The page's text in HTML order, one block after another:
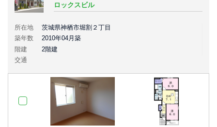
ロックスビル
所在地
茨城県神栖市堀割２丁目
築年数
2010年04月築
階建
2階建
交通